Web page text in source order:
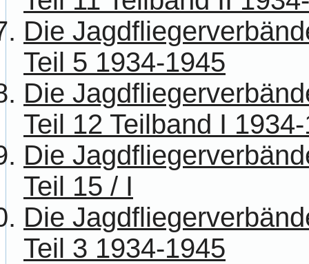
Die
Teil 5 1934-1945
Die
Teil 12 Teilband I
Die
Teil 15 / I
Die
Teil 3 1934-1945